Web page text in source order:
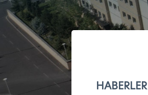
HABERLER